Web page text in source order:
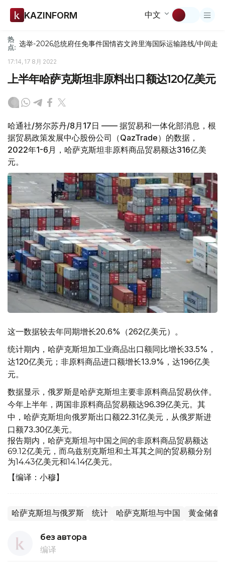
KAZINFORM 中文
热
点: 选举-2026总统府任免事件国情咨文跨里海国际运输路线/中间走廊
17:14, 17 8月 2022
上半年哈萨克斯坦非原料出口额达120亿美元
哈通社/努尔苏丹/8月17日 —— 据贸易和一体化部消息，根
据贸易政策发展中心股份公司（QazTrade）的数据，
2022年1-6月，哈萨克斯坦非原料商品贸易额达316亿美
元。
这一数据较去年同期增长20.6%（262亿美元）。
统计期内，哈萨克斯坦加工业商品出口额同比增长33.5%，
达120亿美元；非原料商品进口额增长13.9%，达196亿美
元。
数据显示，俄罗斯是哈萨克斯坦主要非原料商品贸易伙伴。
今年上半年，两国非原料商品贸易额达96.39亿美元。其
中，哈萨克斯坦向俄罗斯出口额22.31亿美元，从俄罗斯进
口额73.30亿美元。
报告期内，哈萨克斯坦与中国之间的非原料商品贸易额达
69.12亿美元，而乌兹别克斯坦和土耳其之间的贸易额分别
为14.43亿美元和14.14亿美元。
【编译：小穆】
哈萨克斯坦与俄罗斯 统计 哈萨克斯坦与中国 黄金储备
без автора
编译